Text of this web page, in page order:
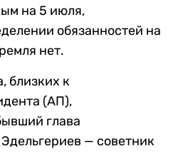
на 5 июля,
обязанностей на
нет.
близких к
(АП),
глава
— советник